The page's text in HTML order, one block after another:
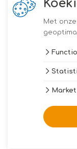
Preventie
Vitaal Concern
Met onze